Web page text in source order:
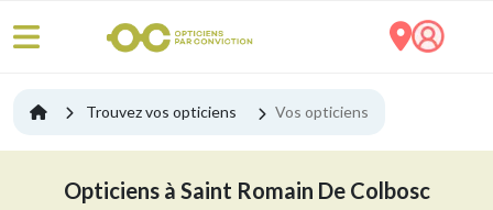
Trouvez vos opticiens Vos opticiens
Opticiens à Saint Romain De Colbosc